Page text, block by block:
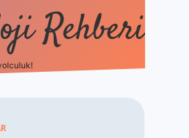
Rehberi